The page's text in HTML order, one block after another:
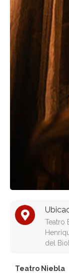
Teatro
del
Teatro Niebla